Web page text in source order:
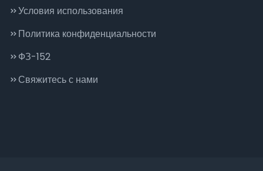
Условия использования
Политика конфиденциальности
ФЗ-152
Свяжитесь с нами